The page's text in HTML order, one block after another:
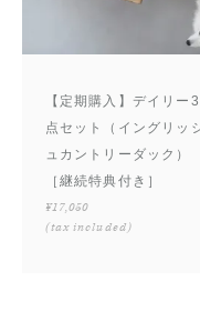
【定期購入】デイリー3
点セット（イングリッ
ュカントリーダック）
［継続特典付き］
¥17,050
(tax included)